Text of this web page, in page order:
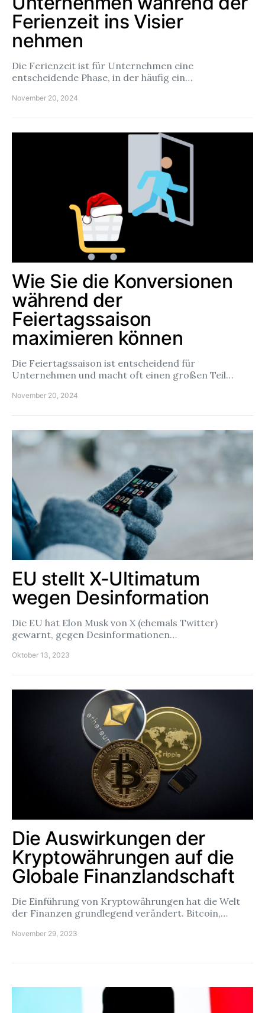
Ferienzeit ins Visier
nehmen
Die Ferienzeit ist für Unternehmen eine
entscheidende Phase, in der häufig ein…
November 20, 2024
Wie Sie die Konversionen
während der
Feiertagssaison
maximieren können
Die Feiertagssaison ist entscheidend für
Unternehmen und macht oft einen großen Teil…
November 20, 2024
EU stellt X-Ultimatum
wegen Desinformation
Die EU hat Elon Musk von X (ehemals Twitter)
gewarnt, gegen Desinformationen…
Oktober 13, 2023
Die Auswirkungen der
Kryptowährungen auf die
Globale Finanzlandschaft
Die Einführung von Kryptowährungen hat die Welt
der Finanzen grundlegend verändert. Bitcoin,…
November 29, 2023